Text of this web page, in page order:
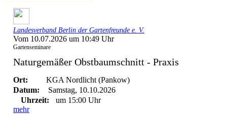
Landesverband Berlin der Gartenfreunde e. V.
Vom 10.07.2026 um 10:49 Uhr
Gartenseminare
Naturgemäßer Obstbaumschnitt - Praxis
Ort:
KGA Nordlicht (Pankow)
Datum:
Samstag, 10.10.2026
Uhrzeit:
um 15:00 Uhr
mehr